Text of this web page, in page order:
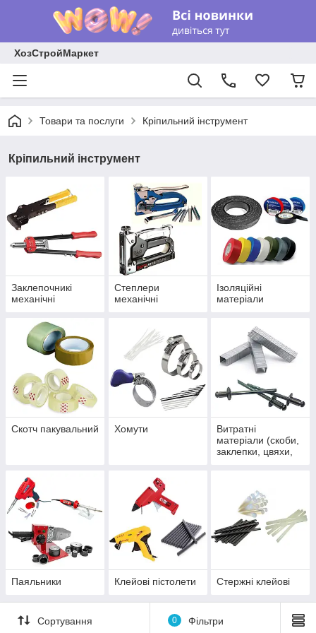
ХозСтройМаркет
Товари та послуги Кріпильний інструмент
Кріпильний інструмент
Заклепочникі
механічні
Степлери
механічні
Ізоляційні
матеріали
Скотч пакувальний Хомути
Витратні
матеріали (скоби,
заклепки, цвяхи,
Паяльники Клейові пістолети Стержні клейові
Сортування 0 Фільтри